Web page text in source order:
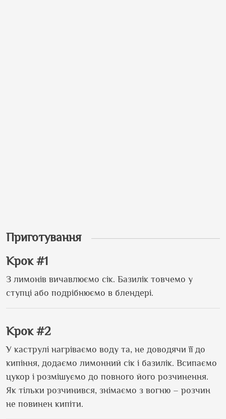
Приготування
Крок #1
З лимонів вичавлюємо сік. Базилік товчемо у
ступці або подрібнюємо в блендері.
Крок #2
У каструлі нагріваємо воду та, не доводячи її до
кипіння, додаємо лимонний сік і базилік. Всипаємо
цукор і розмішуємо до повного його розчинення.
Як тільки розчинився, знімаємо з вогню – розчин
не повинен кипіти.